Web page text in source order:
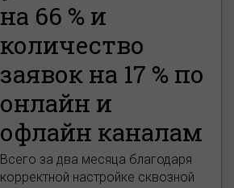
на 66 % и
количество
заявок на 17 % по
онлайн и
офлайн каналам
Всего за два месяца благодаря
корректной настройке сквозной